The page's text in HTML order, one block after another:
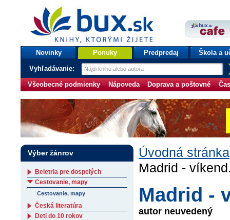
bux.sk
knihy, ktorými žijete
Úvodná stránka
Novinky Ponuky Predpredaj Škola a
Vyhľadávanie:
Všeobecné podmienky Nápoveda Doprava a poštovné
Úvodná stránka
Madrid -
Madrid -
autor neuvedený
Výber žánrov
Beletria pre dospelých
Cestovanie, mapy
Cestovanie, mapy
Česká literatúra
Deti do 10 rokov